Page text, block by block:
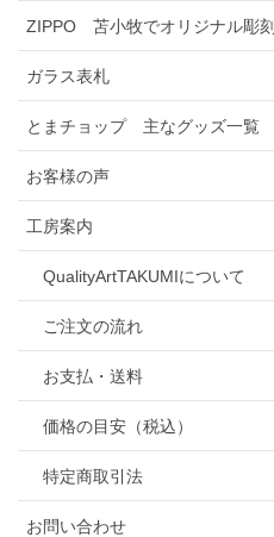
ZIPPO 苫小牧でオリジナル彫刻
ガラス表札
とまチョップ 主なグッズ一覧
お客様の声
工房案内
QualityArtTAKUMIについて
ご注文の流れ
お支払・送料
価格の目安（税込）
特定商取引法
お問い合わせ